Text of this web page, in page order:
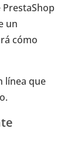
un
cómo
línea que